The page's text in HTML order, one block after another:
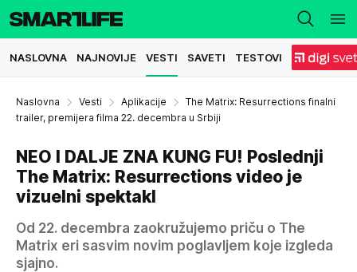
NASLOVNA NAJNOVIJE VESTI SAVETI TESTOVI
Naslovna Vesti Aplikacije
The Matrix: Resurrections finalni
trailer, premijera filma 22. decembra u Srbiji
NEO I DALJE ZNA KUNG FU! Poslednji
The Matrix: Resurrections video je
vizuelni spektakl
Od 22. decembra zaokružujemo priču o The
Matrix eri sasvim novim poglavljem koje izgleda
sjajno.